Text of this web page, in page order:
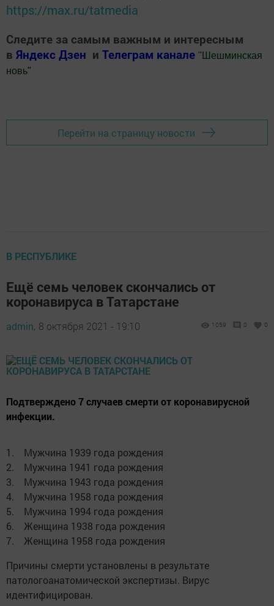
https://max.ru/tatmedia
Следите за самым важным и интересным
в Яндекс Дзен и Телеграм канале " Шешминская
новь"
Перейти на страницу новости
В РЕСПУБЛИКЕ
Ещё семь человек скончались от
коронавируса в Татарстане
admin, 8 октября 2021 - 19:10 1059 0 0
Подтверждено 7 случаев смерти от коронавирусной
инфекции.
1. Мужчина 1939 года рождения
2. Мужчина 1941 года рождения
3. Мужчина 1943 года рождения
4. Мужчина 1958 года рождения
5. Мужчина 1994 года рождения
6. Женщина 1938 года рождения
7. Женщина 1958 года рождения
Причины смерти установлены в результате
патологоанатомической экспертизы. Вирус
идентифицирован.